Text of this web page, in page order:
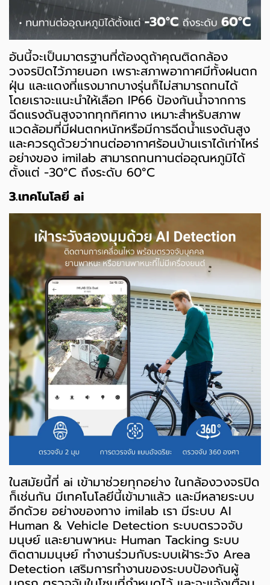
อันนี้จะเป็นมาตรฐานที่ต้องดูถ้าคุณติดกล้อง
วงจรปิดไว้ภายนอก เพราะสภาพอากาศมีทั้งฝนตก
ฝุ่น และแดงที่แรงมากบางรุ่นก็ไม่สามารถทนได้
โดยเราจะแนะนำให้เลือก IP66 ป้องกันน้ำจากการ
ฉีดแรงดันสูงจากทุกทิศทาง เหมาะสำหรับสภาพ
แวดล้อมที่มีฝนตกหนักหรือมีการฉีดน้ำแรงดันสูง
และควรดูด้วยว่าทนต่ออากาศร้อนบ้านเราได้เท่าไหร่
อย่างของ imilab สามารถทนทานต่ออุณหภูมิได้
ตั้งแต่ -30°C ถึงระดับ 60°C
3.เทคโนโลยี ai
ในสมัยนี้ที่ ai เข้ามาช่วยทุกอย่าง ในกล้องวงจรปิด
ก็เช่นกัน มีเทคโนโลยีนี้เข้ามาแล้ว และมีหลายระบบ
อีกด้วย อย่างของทาง imilab เรา มีระบบ AI
Human & Vehicle Detection ระบบตรวจจับ
มนุษย์ และยานพาหนะ Human Tacking ระบบ
ติดตามมนุษย์ ทำงานร่วมกับระบบเฝ้าระวัง Area
Detection เสริมการทำงานของระบบป้องกันผู้